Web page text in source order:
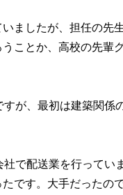
ましたが、担任の先
ことか、高校の先輩
が、最初は建築関係
で配送業を行ってい
です。大手だったの